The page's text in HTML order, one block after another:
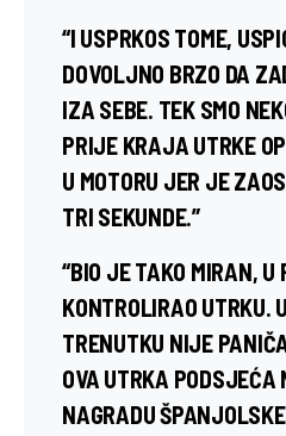
“I USPRKOS TOME,
DOVOLJNO BRZO DA
IZA SEBE. TEK SMO
PRIJE KRAJA UTRKE
U MOTORU JER JE
TRI SEKUNDE.”
“BIO JE TAKO MIRAN, U
KONTROLIRAO UTRKU.
TRENUTKU NIJE
OVA UTRKA PODSJEĆA
NAGRADU